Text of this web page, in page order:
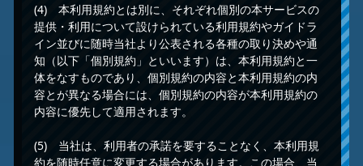
(4) 本利用規約とは別に、それぞれ個別の本サービスの
提供・利用について設けられている利用規約やガイドラ
イン並びに随時当社より公表される各種の取り決めや通
知（以下「個別規約」といいます）は、本利用規約と一
体をなすものであり、個別規約の内容と本利用規約の内
容とが異なる場合には、個別規約の内容が本利用規約の
内容に優先して適用されます。
(5) 当社は、利用者の承諾を要することなく、本利用規
約を随時任意に変更する場合があります。この場合、当